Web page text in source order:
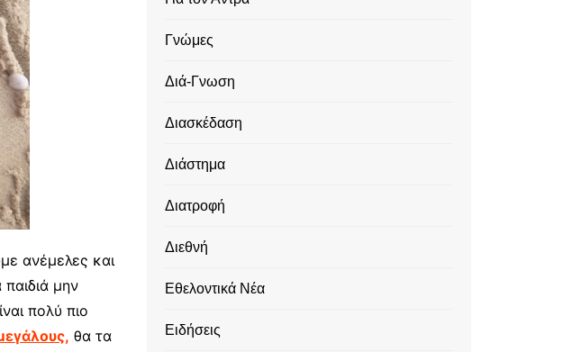
ανέμελες και
μην
πολύ πιο
θα τα
Γνώμες
Διά-Γνωση
Διασκέδαση
Διάστημα
Διατροφή
Διεθνή
Εθελοντικά Νέα
Ειδήσεις